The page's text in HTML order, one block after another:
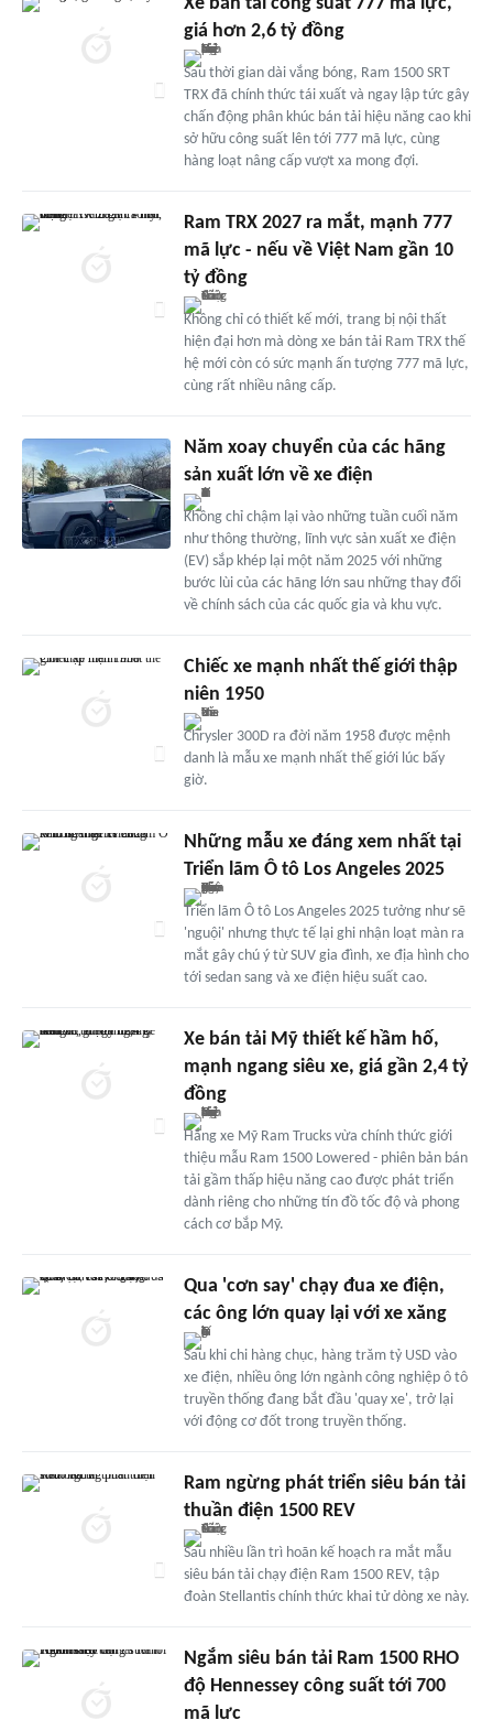
giá hơn 2,6 tỷ đồng
Sau thời gian dài vắng bóng, Ram 1500 SRT
TRX đã chính thức tái xuất và ngay lập tức gây
chấn động phân khúc bán tải hiệu năng cao khi
sở hữu công suất lên tới 777 mã lực, cùng
hàng loạt nâng cấp vượt xa mong đợi.
Ram TRX 2027 ra mắt, mạnh 777
mã lực - nếu về Việt Nam gần 10
tỷ đồng
Không chỉ có thiết kế mới, trang bị nội thất
hiện đại hơn mà dòng xe bán tải Ram TRX thế
hệ mới còn có sức mạnh ấn tượng 777 mã lực,
cùng rất nhiều nâng cấp.
Năm xoay chuyển của các hãng
sản xuất lớn về xe điện
Không chỉ chậm lại vào những tuần cuối năm
như thông thường, lĩnh vực sản xuất xe điện
(EV) sắp khép lại một năm 2025 với những
bước lùi của các hãng lớn sau những thay đổi
về chính sách của các quốc gia và khu vực.
Chiếc xe mạnh nhất thế giới thập
niên 1950
Chrysler 300D ra đời năm 1958 được mệnh
danh là mẫu xe mạnh nhất thế giới lúc bấy
giờ.
Những mẫu xe đáng xem nhất tại
Triển lãm Ô tô Los Angeles 2025
Triển lãm Ô tô Los Angeles 2025 tưởng như sẽ
'nguội' nhưng thực tế lại ghi nhận loạt màn ra
mắt gây chú ý từ SUV gia đình, xe địa hình cho
tới sedan sang và xe điện hiệu suất cao.
Xe bán tải Mỹ thiết kế hầm hố,
mạnh ngang siêu xe, giá gần 2,4 tỷ
đồng
Hãng xe Mỹ Ram Trucks vừa chính thức giới
thiệu mẫu Ram 1500 Lowered - phiên bản bán
tải gầm thấp hiệu năng cao được phát triển
dành riêng cho những tín đồ tốc độ và phong
cách cơ bắp Mỹ.
Qua 'cơn say' chạy đua xe điện,
các ông lớn quay lại với xe xăng
Sau khi chi hàng chục, hàng trăm tỷ USD vào
xe điện, nhiều ông lớn ngành công nghiệp ô tô
truyền thống đang bắt đầu 'quay xe', trở lại
với động cơ đốt trong truyền thống.
Ram ngừng phát triển siêu bán tải
thuần điện 1500 REV
Sau nhiều lần trì hoãn kế hoạch ra mắt mẫu
siêu bán tải chạy điện Ram 1500 REV, tập
đoàn Stellantis chính thức khai tử dòng xe này.
Ngắm siêu bán tải Ram 1500 RHO
độ Hennessey công suất tới 700
mã lực